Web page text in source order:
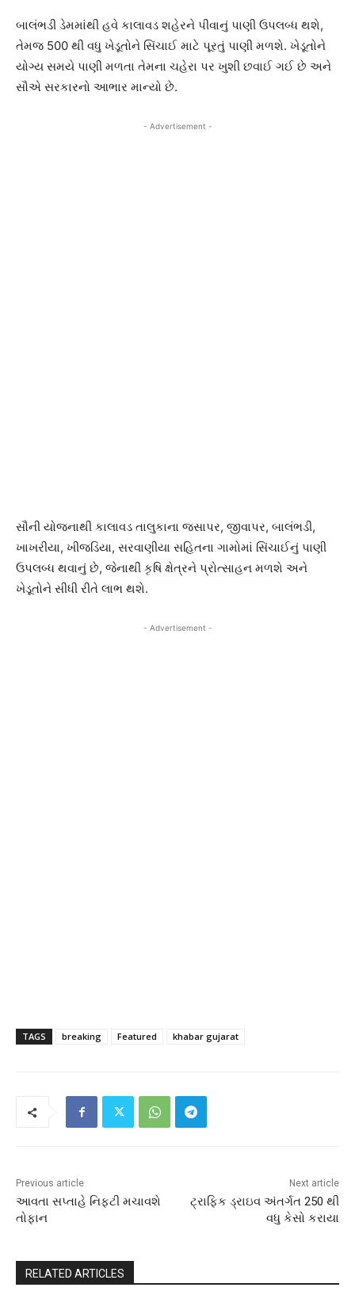
બાલંભડી ડેમમાંથી હવે કાલાવડ શહેરને પીવાનું પાણી ઉપલબ્ધ થશે,
તેમજ 500 થી વધુ ખેડૂતોને સિંચાઈ માટે પૂરતું પાણી મળશે. ખેડૂતોને
યોગ્ય સમયે પાણી મળતા તેમના ચહેરા પર ખુશી છવાઈ ગઈ છે અને
સૌએ સરકારનો આભાર માન્યો છે.
- Advertisement -
સૌની યોજનાથી કાલાવડ તાલુકાના જસાપર, જીવાપર, બાલંભડી,
ખાખરીયા, ખીજડિયા, સરવાણીયા સહિતના ગામોમાં સિંચાઈનું પાણી
ઉપલબ્ધ થવાનું છે, જેનાથી કૃષિ ક્ષેત્રને પ્રોત્સાહન મળશે અને
ખેડૂતોને સીધી રીતે લાભ થશે.
- Advertisement -
TAGS breaking Featured khabar gujarat
Previous article
આવતા સપ્તાહે નિફટી મચાવશે
તોફાન
Next article
ટ્રાફિક ડ્રાઇવ અંતર્ગત 250 થી
વધુ કેસો કરાયા
RELATED ARTICLES